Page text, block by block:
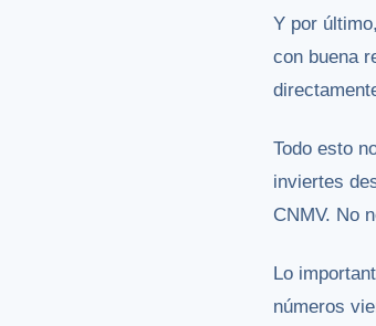
Y por
con buena
Todo esto
inviertes
CNMV. No
Lo
números